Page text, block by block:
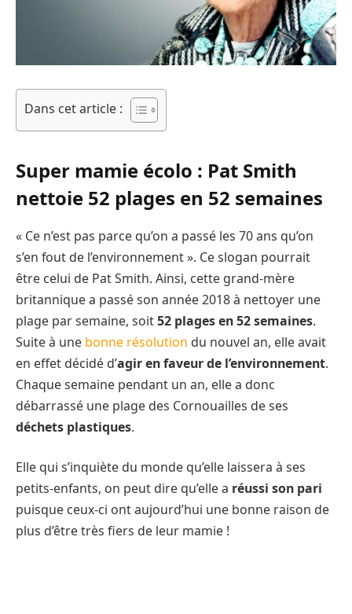
Dans cet article :
Super mamie écolo : Pat Smith
nettoie 52 plages en 52 semaines
« Ce n’est pas parce qu’on a passé les 70 ans qu’on
s’en fout de l’environnement ». Ce slogan pourrait
être celui de Pat Smith. Ainsi, cette grand-mère
britannique a passé son année 2018 à nettoyer une
plage par semaine, soit52 plages en 52 semaines.
Suite à une bonne résolution du nouvel an, elle avait
en effet décidé d’agir en faveur de l’environnement.
Chaque semaine pendant un an, elle a donc
débarrassé une plage des Cornouailles de ses
déchets plastiques.
Elle qui s’inquiète du monde qu’elle laissera à ses
petits-enfants, on peut dire qu’elle a réussi son pari
puisque ceux-ci ont aujourd’hui une bonne raison de
plus d’être très fiers de leur mamie !